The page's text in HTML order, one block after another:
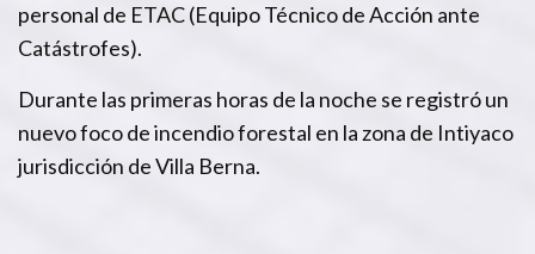
personal de ETAC (Equipo Técnico de Acción ante
Catástrofes).
Durante las primeras horas de la noche se registró un
nuevo foco de incendio forestal en la zona de Intiyaco
jurisdicción de Villa Berna.